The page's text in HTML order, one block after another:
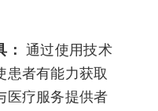
：通过使用技术
患者有能力获取
医疗服务提供者